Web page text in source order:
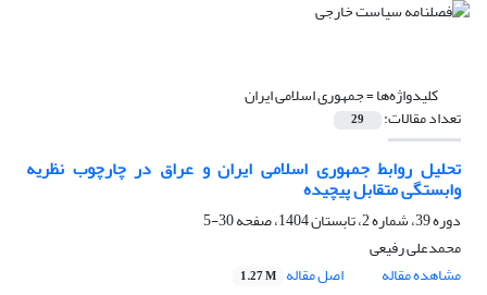
کلیدواژه‌ها =جمهوری اسلامی ایران
تعداد مقالات: 29
تحلیل روابط جمهوری اسلامی ایران و عراق در چارچوب نظریه
وابستگی متقابل پیچیده
دوره 39، شماره 2، تابستان 1404، صفحه
30-5
محمدعلی رفیعی
مشاهده مقاله
اصل مقاله 1.27 M